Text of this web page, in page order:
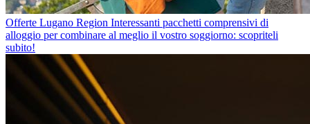
Offerte Lugano Region Interessanti pacchetti comprensivi di
alloggio per combinare al meglio il vostro soggiorno: scopriteli
subito!